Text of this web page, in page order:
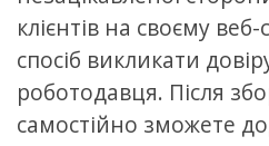
клієнтів на своєму
спосіб викликати
роботодавця. Після
самостійно зможете